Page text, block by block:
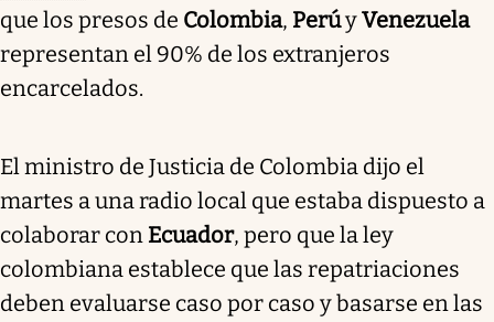
que los presos de Colombia, PerúyVenezuela
representan el 90% de los extranjeros
encarcelados.
El ministro de Justicia de Colombia dijo el
martes a una radio local que estaba dispuesto a
colaborar con Ecuador, pero que la ley
colombiana establece que las repatriaciones
deben evaluarse caso por caso y basarse en las